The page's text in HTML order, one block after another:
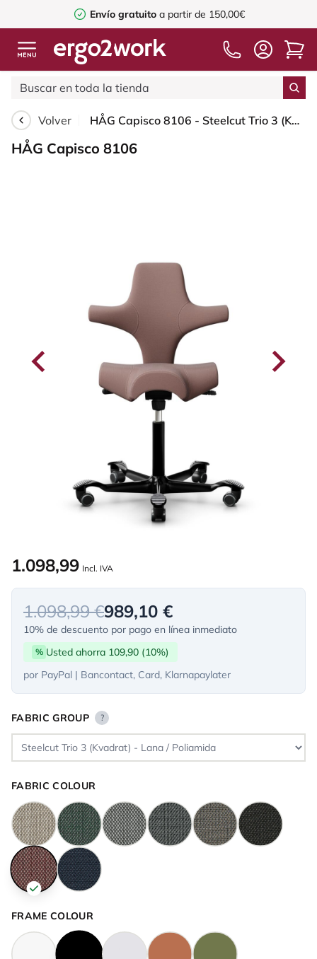
Envío gratuito a partir de 150,00€
Volver HÅG Capisco 8106 - Steelcut Trio 3 (Kvadrat) - Lana / Poliamida - STT645 - Dusty red - Black - 200 mm (seat height 46-64cm) - Hard castors for soft floors
HÅG Capisco 8106
1.098,99 Incl. IVA
1.098,99 €989,10 €
10% de descuento por pago en línea inmediato
% Usted ahorra 109,90 (10%)
por PayPal | Bancontact, Card, Klarnapaylater
FABRIC GROUP ?
FABRIC COLOUR
FRAME COLOUR